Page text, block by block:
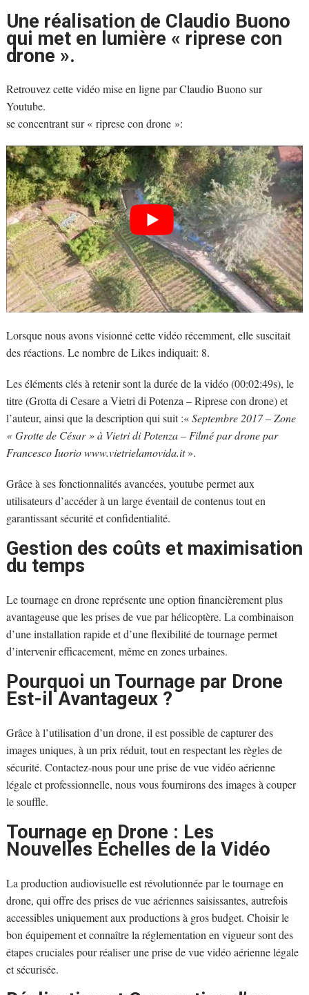
Une réalisation de Claudio Buono
qui met en lumière « riprese con
drone ».
Retrouvez cette vidéo mise en ligne par Claudio Buono sur
Youtube.
se concentrant sur « riprese con drone »:
Lorsque nous avons visionné cette vidéo récemment, elle suscitait
des réactions. Le nombre de Likes indiquait: 8.
Les éléments clés à retenir sont la durée de la vidéo (00:02:49s), le
titre (Grotta di Cesare a Vietri di Potenza – Riprese con drone) et
l’auteur, ainsi que la description qui suit :«Septembre 2017 – Zone
« Grotte de César » à Vietri di Potenza – Filmé par drone par
Francesco Iuorio www.vietrielamovida.it».
Grâce à ses fonctionnalités avancées, youtube permet aux
utilisateurs d’accéder à un large éventail de contenus tout en
garantissant sécurité et confidentialité.
Gestion des coûts et maximisation
du temps
Le tournage en drone représente une option financièrement plus
avantageuse que les prises de vue par hélicoptère. La combinaison
d’une installation rapide et d’une flexibilité de tournage permet
d’intervenir efficacement, même en zones urbaines.
Pourquoi un Tournage par Drone
Est-il Avantageux ?
Grâce à l’utilisation d’un drone, il est possible de capturer des
images uniques, à un prix réduit, tout en respectant les règles de
sécurité. Contactez-nous pour une prise de vue vidéo aérienne
légale et professionnelle, nous vous fournirons des images à couper
le souffle.
Tournage en Drone : Les
Nouvelles Échelles de la Vidéo
La production audiovisuelle est révolutionnée par le tournage en
drone, qui offre des prises de vue aériennes saisissantes, autrefois
accessibles uniquement aux productions à gros budget. Choisir le
bon équipement et connaître la réglementation en vigueur sont des
étapes cruciales pour réaliser une prise de vue vidéo aérienne légale
et sécurisée.